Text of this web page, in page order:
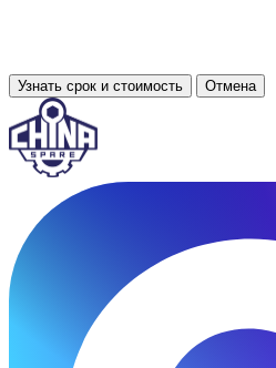
Узнать срок и стоимость Отмена